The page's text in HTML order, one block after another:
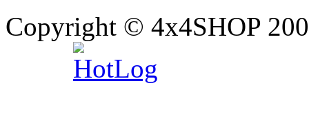
Copyright © 4x4SHOP